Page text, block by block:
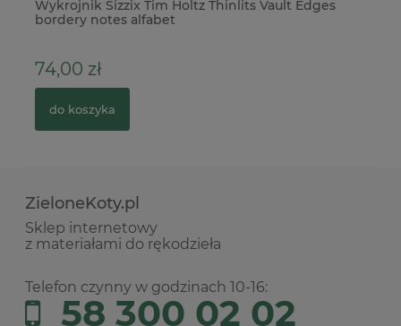
Wykrojnik Sizzix Tim Holtz Thinlits Vault Edges
bordery notes alfabet
74,00 zł
do koszyka
ZieloneKoty.pl
Sklep internetowy
z materiałami do rękodzieła
Telefon czynny w godzinach 10-16:
58 300 02 02